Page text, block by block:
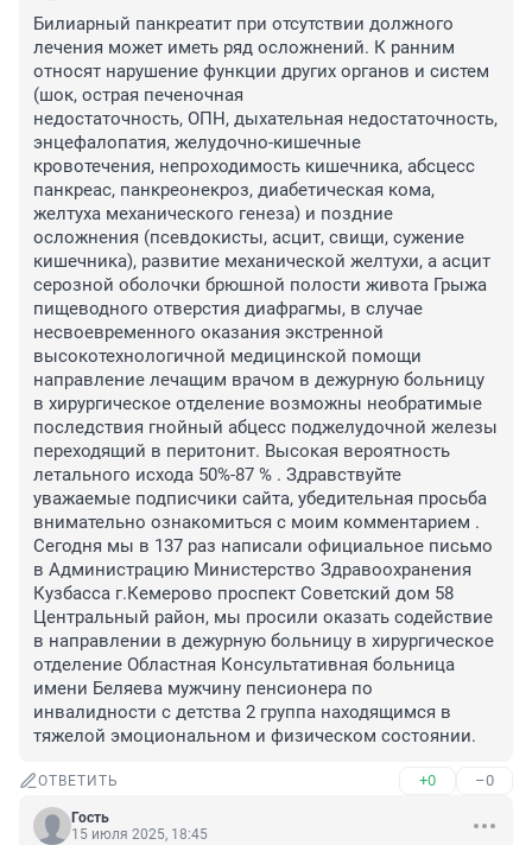
Билиарный панкреатит при отсутствии должного
лечения может иметь ряд осложнений. К ранним
относят нарушение функции других органов и систем
(шок, острая печеночная
недостаточность, ОПН, дыхательная недостаточность,
энцефалопатия, желудочно-кишечные
кровотечения, непроходимость кишечника, абсцесс
панкреас, панкреонекроз, диабетическая кома,
желтуха механического генеза) и поздние
осложнения (псевдокисты, асцит, свищи, сужение
кишечника), развитие механической желтухи, а асцит
серозной оболочки брюшной полости живота Грыжа
пищеводного отверстия диафрагмы, в случае
несвоевременного оказания экстренной
высокотехнологичной медицинской помощи
направление лечащим врачом в дежурную больницу
в хирургическое отделение возможны необратимые
последствия гнойный абцесс поджелудочной железы
переходящий в перитонит. Высокая вероятность
летального исхода 50%-87 % . Здравствуйте
уважаемые подписчики сайта, убедительная просьба
внимательно ознакомиться с моим комментарием .
Сегодня мы в 137 раз написали официальное письмо
в Администрацию Министерство Здравоохранения
Кузбасса г.Кемерово проспект Советский дом 58
Центральный район, мы просили оказать содействие
в направлении в дежурную больницу в хирургическое
отделение Областная Консультативная больница
имени Беляева мужчину пенсионера по
инвалидности с детства 2 группа находящимся в
тяжелой эмоциональном и физическом состоянии.
ОТВЕТИТЬ +0 –0
Гость
15 июля 2025, 18:45